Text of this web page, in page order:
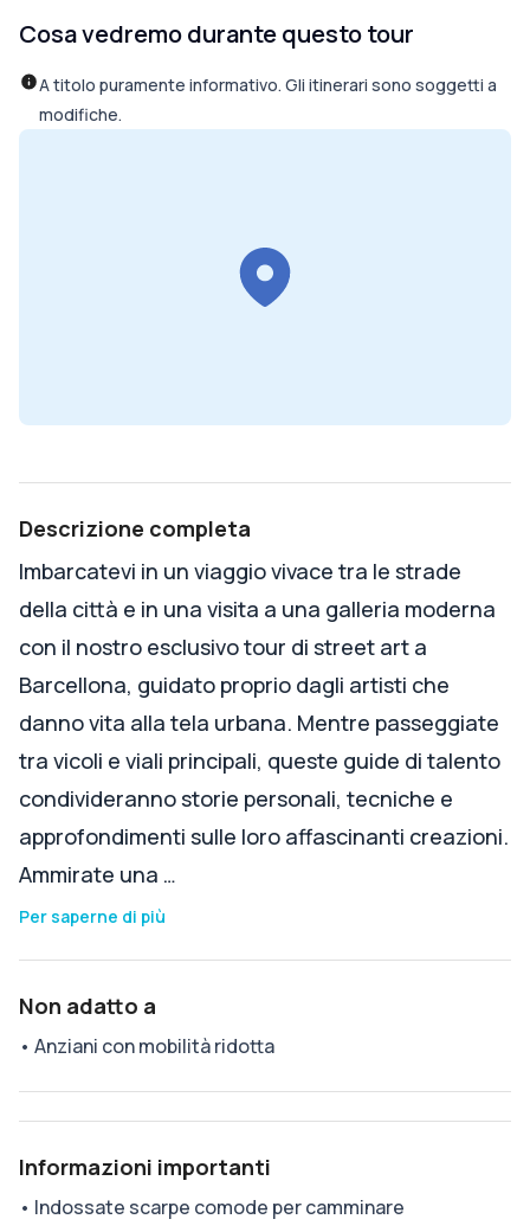
Cosa vedremo durante questo tour
A titolo puramente informativo. Gli itinerari sono soggetti a
modifiche.
Descrizione completa
Imbarcatevi in un viaggio vivace tra le strade
della città e in una visita a una galleria moderna
con il nostro esclusivo tour di street art a
Barcellona, guidato proprio dagli artisti che
danno vita alla tela urbana. Mentre passeggiate
tra vicoli e viali principali, queste guide di talento
condivideranno storie personali, tecniche e
approfondimenti sulle loro affascinanti creazioni.
Ammirate una …
Per saperne di più
Non adatto a
• Anziani con mobilità ridotta
Informazioni importanti
• Indossate scarpe comode per camminare